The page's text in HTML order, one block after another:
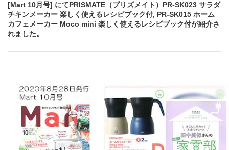
[Mart 10月号] にてPRISMATE（プリズメイト）PR-SK023 サラダ
チキンメーカー 楽しく使えるレシピブック付, PR-SK015 ホーム
カフェメーカー Moco mini 楽しく使えるレシピブック付が紹介さ
れました。